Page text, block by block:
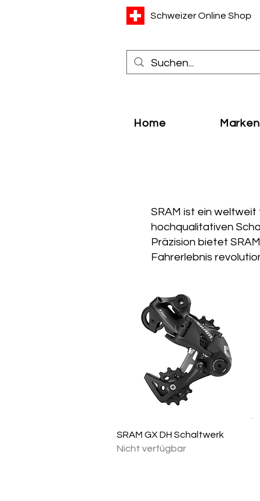
Schweizer Online Shop
Home Marken
SRAM ist ein
hochqualitativen
Präzision bietet
Fahrerlebnis
Schnellansicht
SRAM GX DH Schaltwerk
Nicht verfügbar